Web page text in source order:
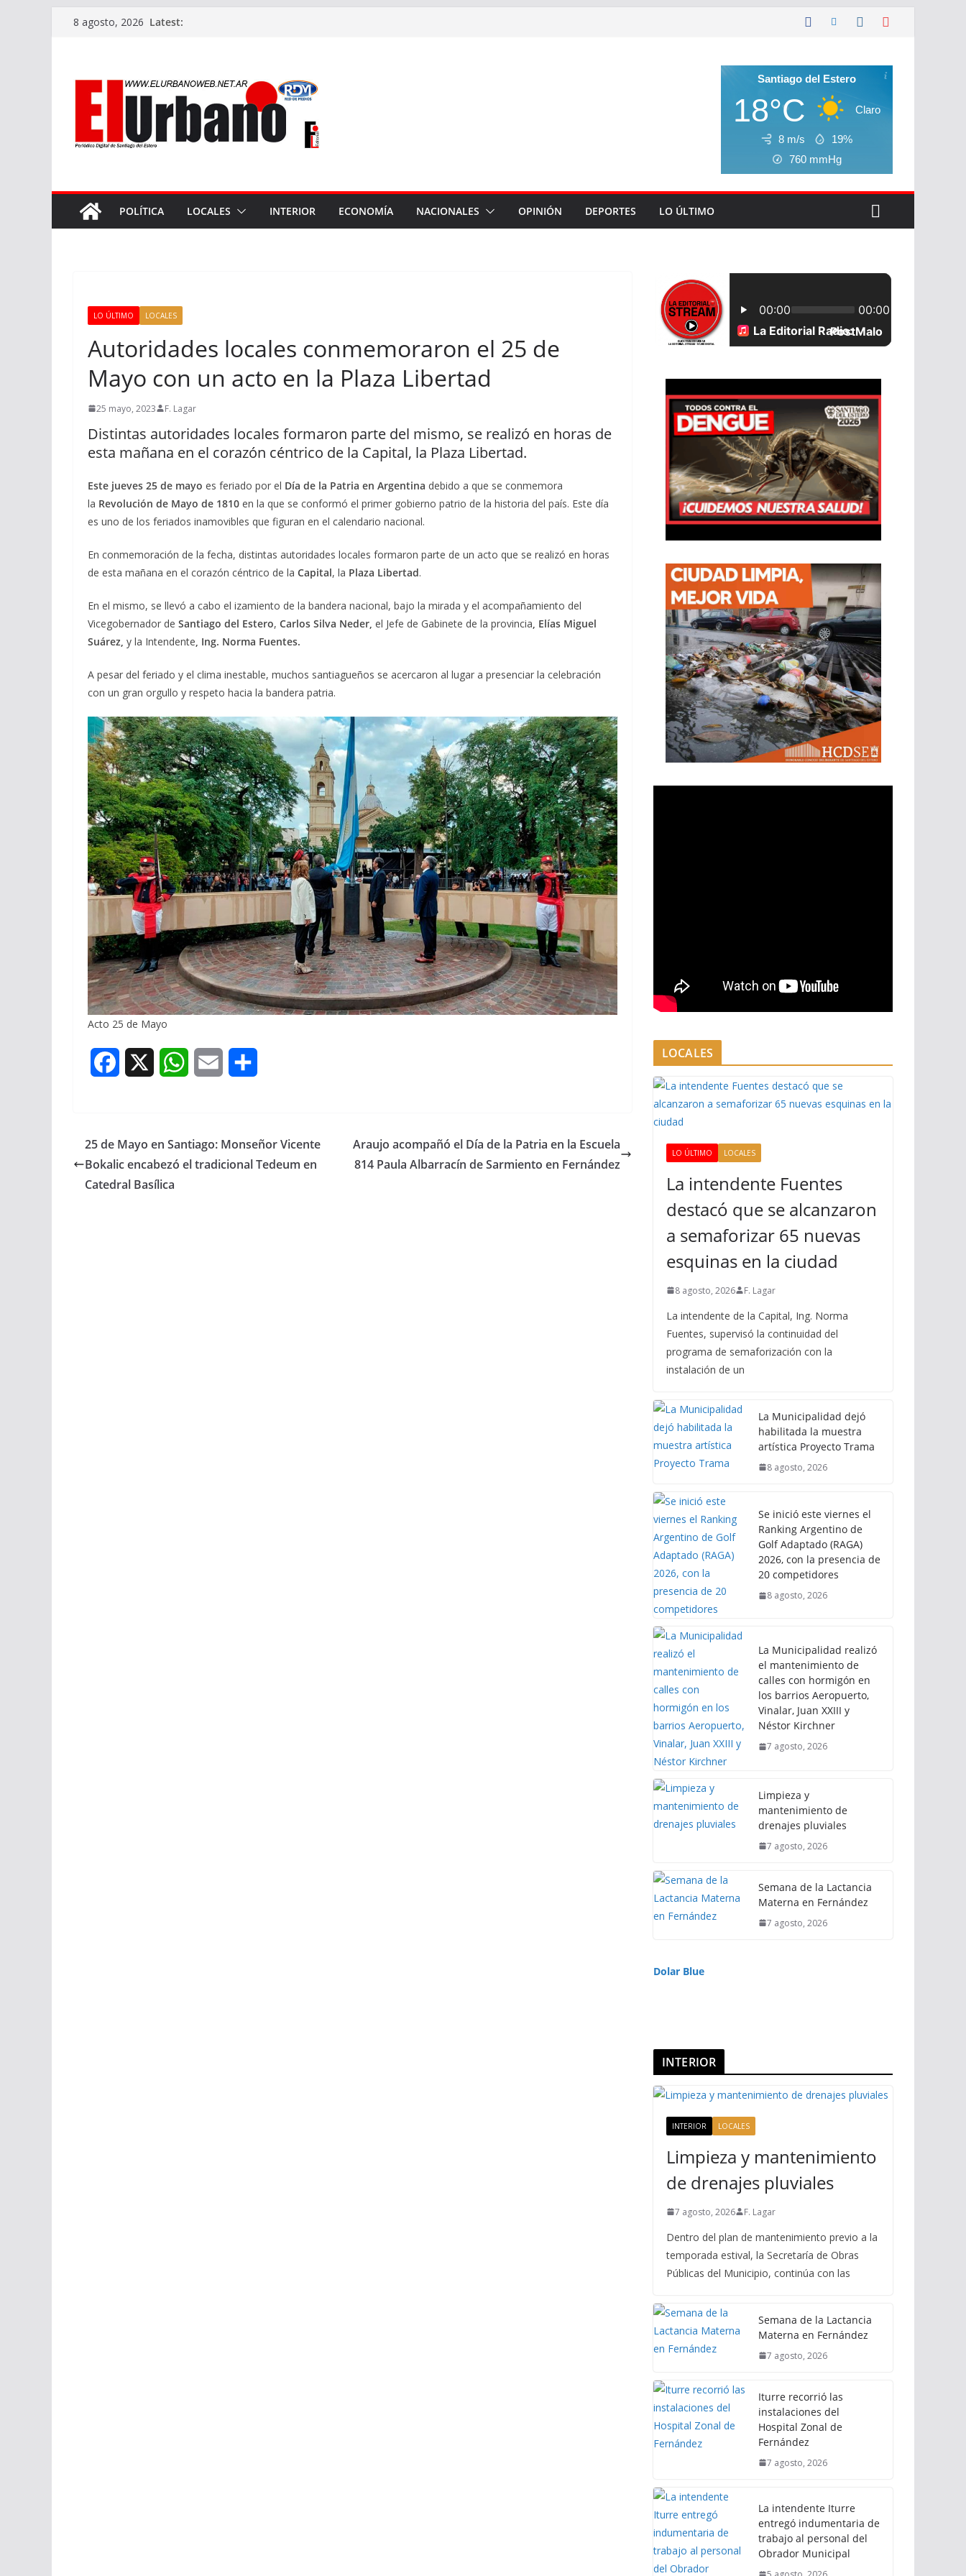
8 agosto, 2026 Latest:
Santiago del Estero
18°C Claro
8 m/s
19%
760 mmHg
POLÍTICA LOCALES INTERIOR ECONOMÍA NACIONALES OPINIÓN DEPORTES LO ÚLTIMO
LO ÚLTIMO LOCALES
Autoridades locales conmemoraron el 25 de
Mayo con un acto en la Plaza Libertad
25 mayo, 2023 F. Lagar
Distintas autoridades locales formaron parte del mismo, se realizó en horas de
esta mañana en el corazón céntrico de la Capital, la Plaza Libertad.
Este jueves 25 de mayo es feriado por el Día de la Patria en Argentina debido a que se conmemora
la Revolución de Mayo de 1810 en la que se conformó el primer gobierno patrio de la historia del país. Este día
es uno de los feriados inamovibles que figuran en el calendario nacional.
En conmemoración de la fecha, distintas autoridades locales formaron parte de un acto que se realizó en horas
de esta mañana en el corazón céntrico de la Capital, la Plaza Libertad.
En el mismo, se llevó a cabo el izamiento de la bandera nacional, bajo la mirada y el acompañamiento del
Vicegobernador de Santiago del Estero, Carlos Silva Neder, el Jefe de Gabinete de la provincia, Elías Miguel
Suárez, y la Intendente, Ing. Norma Fuentes.
A pesar del feriado y el clima inestable, muchos santiagueños se acercaron al lugar a presenciar la celebración
con un gran orgullo y respeto hacia la bandera patria.
Acto 25 de Mayo
e
W
t
i
r
25 de Mayo en Santiago: Monseñor Vicente
Bokalic encabezó el tradicional Tedeum en
Catedral Basílica
Araujo acompañó el Día de la Patria en la Escuela
814 Paula Albarracín de Sarmiento en Fernández
LOCALES
LO ÚLTIMO LOCALES
La intendente Fuentes
destacó que se alcanzaron
a semaforizar 65 nuevas
esquinas en la ciudad
8 agosto, 2026 F. Lagar
La intendente de la Capital, Ing. Norma
Fuentes, supervisó la continuidad del
programa de semaforización con la
instalación de un
La Municipalidad dejó
habilitada la muestra
artística Proyecto Trama
8 agosto, 2026
Se inició este viernes el
Ranking Argentino de
Golf Adaptado (RAGA)
2026, con la presencia de
20 competidores
8 agosto, 2026
La Municipalidad realizó
el mantenimiento de
calles con hormigón en
los barrios Aeropuerto,
Vinalar, Juan XXIII y
Néstor Kirchner
7 agosto, 2026
Limpieza y
mantenimiento de
drenajes pluviales
7 agosto, 2026
Semana de la Lactancia
Materna en Fernández
7 agosto, 2026
Dolar Blue
INTERIOR
INTERIOR LOCALES
Limpieza y mantenimiento
de drenajes pluviales
7 agosto, 2026 F. Lagar
Dentro del plan de mantenimiento previo a la
temporada estival, la Secretaría de Obras
Públicas del Municipio, continúa con las
Semana de la Lactancia
Materna en Fernández
7 agosto, 2026
Iturre recorrió las
instalaciones del
Hospital Zonal de
Fernández
7 agosto, 2026
La intendente Iturre
entregó indumentaria de
trabajo al personal del
Obrador Municipal